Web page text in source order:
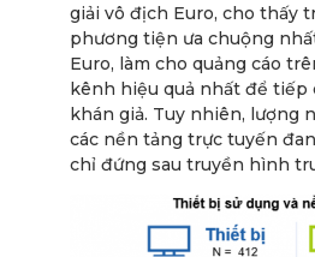
giải vô địch Euro, cho thấy
phương tiện ưa chuộng
Euro, làm cho quảng cáo
kênh hiệu quả nhất để tiếp
khán giả. Tuy nhiên, lượng
các nền tảng trực tuyến
chỉ đứng sau truyền hình